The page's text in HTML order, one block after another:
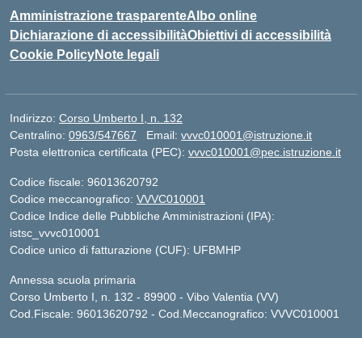
Amministrazione trasparenteAlbo online
Dichiarazione di accessibilitàObiettivi di accessibilità
Cookie PolicyNote legali
Indirizzo: Corso Umberto I, n. 132
Centralino: 0963/547667 Email: vvvc010001@istruzione.it
Posta elettronica certificata (PEC): vvvc010001@pec.istruzione.it
Codice fiscale: 96013620792
Codice meccanografico: VVVC010001
Codice Indice delle Pubbliche Amministrazioni (IPA):
istsc_vvvc010001
Codice unico di fatturazione (CUF): UFBMHP
Annessa scuola primaria
Corso Umberto I, n. 132 - 89900 - Vibo Valentia (VV)
Cod.Fiscale: 96013620792 - Cod.Meccanografico: VVVC010001